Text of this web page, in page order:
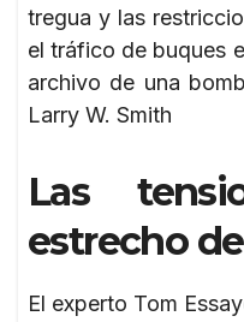
tregua y las
el tráfico de buques
archivo de una
Larry W. Smith
Las
estrecho
El experto Tom